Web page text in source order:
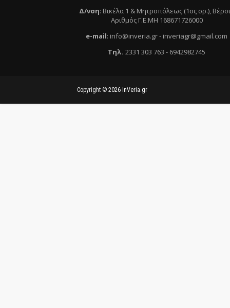
Δ/νση: Βικέλα 1 & Μητροπόλεως (1ος ορ.),
Αριθμός Γ.Ε.ΜΗ 168671726000
e-mail: info@inveria.gr- inveriagr@gmail.com
Τηλ. 2331 303 763 - 6942982745
Copyright © 2026 InVeria.gr